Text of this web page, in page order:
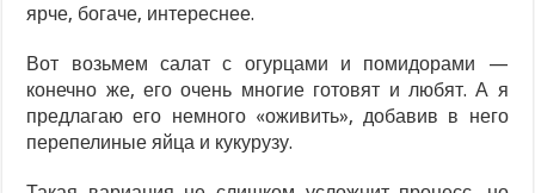
ярче, богаче, интереснее.
Вот возьмем салат с огурцами и помидорами —
конечно же, его очень многие готовят и любят. А я
предлагаю его немного «оживить», добавив в него
перепелиные яйца и кукурузу.